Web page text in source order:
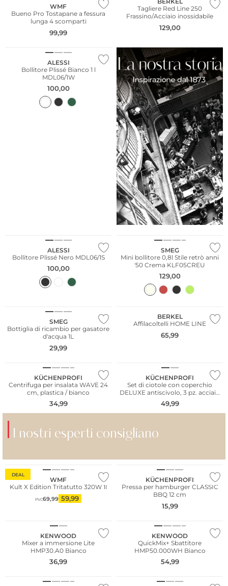
WMF
Bueno Pro Tostapane a fessura
lunga 4 scomparti
99,99
Tagliere Red Line 250
Frassino/Acciaio inossidabile
129,00
Più venduto
ALESSI
Bollitore Plissé Bianco 1 l
MDL06/1W
100,00
ALESSI
Bollitore Plissé Nero MDL06/1S
100,00
SMEG
Mini bollitore 0,8l Stile retrò anni
'50 Crema KLF05CREU
129,00
SMEG
Bottiglia di ricambio per gasatore
d'acqua 1L
29,99
BERKEL
Affilacoltelli HOME LINE
65,99
KÜCHENPROFI
Centrifuga per insalata WAVE 24
cm, plastica / bianco
34,99
KÜCHENPROFI
Set di ciotole con coperchio
DELUXE antiscivolo, 3 pz. acciaio
inox/silicone
49,99
I nostri esperti consigliano
REISENTHEL RITZENHOFF
DEAL
WMF
Kult X Edition Tritatutto 320W 1l
PVC69,99 59,99
KÜCHENPROFI
Pressa per hamburger CLASSIC
BBQ 12 cm
15,99
KENWOOD
Mixer a immersione Lite
HMP30.A0 Bianco
36,99
KENWOOD
QuickMix+ Sbattitore
HMP50.000WH Bianco
54,99